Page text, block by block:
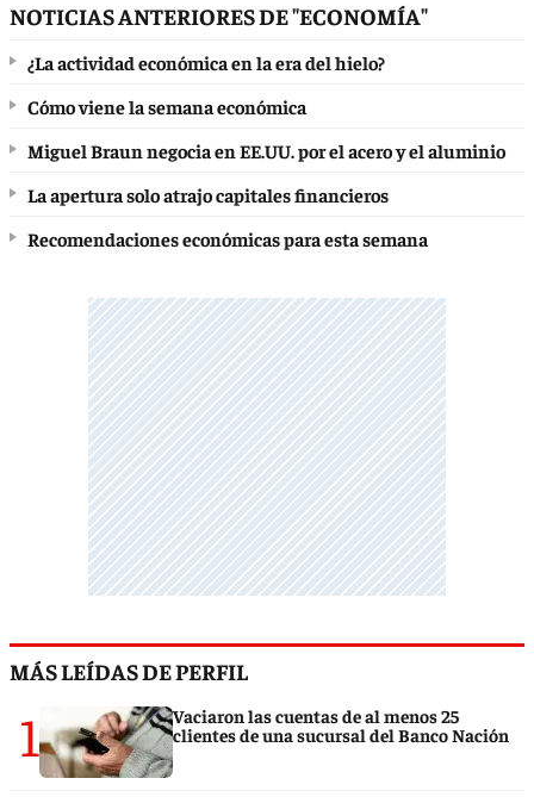
NOTICIAS ANTERIORES DE "ECONOMÍA"
¿La actividad económica en la era del hielo?
Cómo viene la semana económica
Miguel Braun negocia en EE.UU. por el acero y el aluminio
La apertura solo atrajo capitales financieros
Recomendaciones económicas para esta semana
MÁS LEÍDAS DE PERFIL
1
Vaciaron las cuentas de al menos 25
clientes de una sucursal del Banco Nación